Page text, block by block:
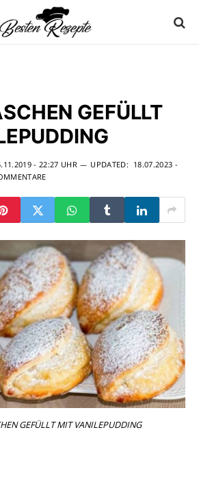
GEFÜLLT
- 22:27 UHR UPDATED: 18.07.2023 -
GEFÜLLT MIT VANILEPUDDING